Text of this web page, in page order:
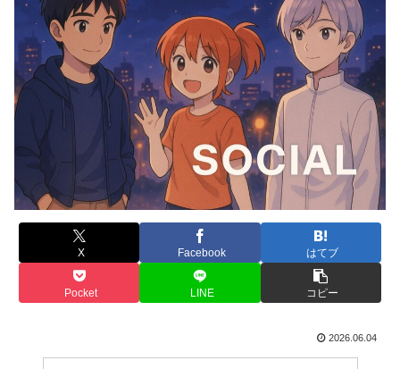
X Facebook はてブ
Pocket LINE コピー
2026.06.04